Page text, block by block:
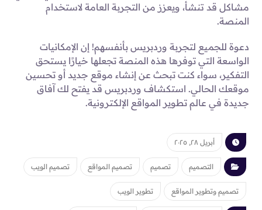
مشاكل قد تنشأ، ويعزز من التجربة العامة لاستخدام
المنصة.
دعوة للجميع لتجربة وردبريس بأنفسهم! إن الإمكانيات
الواسعة التي توفرها هذه المنصة تجعلها خيارًا يستحق
التفكير، سواء كنت تبحث عن إنشاء موقع جديد أو تحسين
موقعك الحالي. استكشاف وردبريس قد يفتح لك آفاق
جديدة في عالم تطوير المواقع الإلكترونية.
أبريل ٢٨, ٢٠٢٥
التصميم تصميم تصميم المواقع تصميم الويب
تصميم وتطوير المواقع تطوير الويب